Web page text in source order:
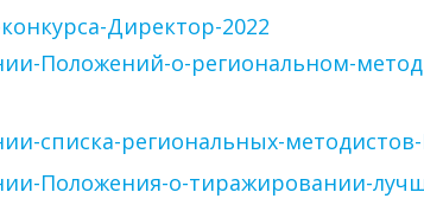
Директор-2022
Положений-о-региональном-
списка-региональных-
Положения-о-тиражировании-